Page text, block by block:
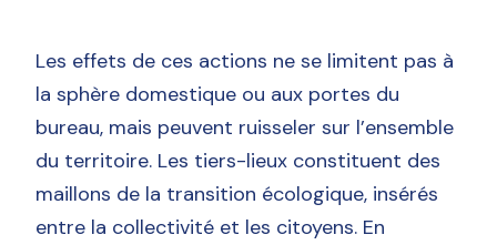
Les effets de ces actions ne se limitent pas à
la sphère domestique ou aux portes du
bureau, mais peuvent ruisseler sur l’ensemble
du territoire. Les tiers-lieux constituent des
maillons de la transition écologique, insérés
entre la collectivité et les citoyens. En